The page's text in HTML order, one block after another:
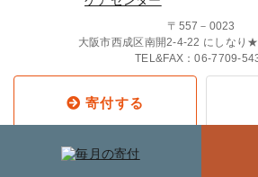
〒557－0023
大阪市西成区南開2-4-22 にしなり
TEL&FAX：06-7709-
寄付する
Copyright © 2019 西成チャイ
ケア・センター All Rights